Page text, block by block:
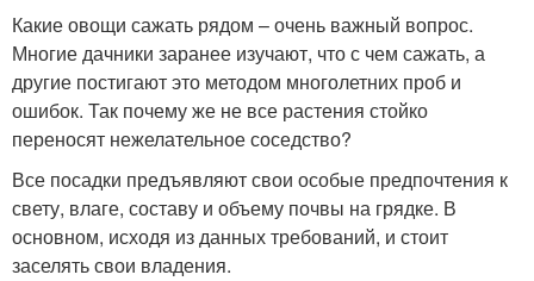
Какие овощи сажать рядом – очень важный вопрос.
Многие дачники заранее изучают, что с чем сажать, а
другие постигают это методом многолетних проб и
ошибок. Так почему же не все растения стойко
переносят нежелательное соседство?
Все посадки предъявляют свои особые предпочтения к
свету, влаге, составу и объему почвы на грядке. В
основном, исходя из данных требований, и стоит
заселять свои владения.